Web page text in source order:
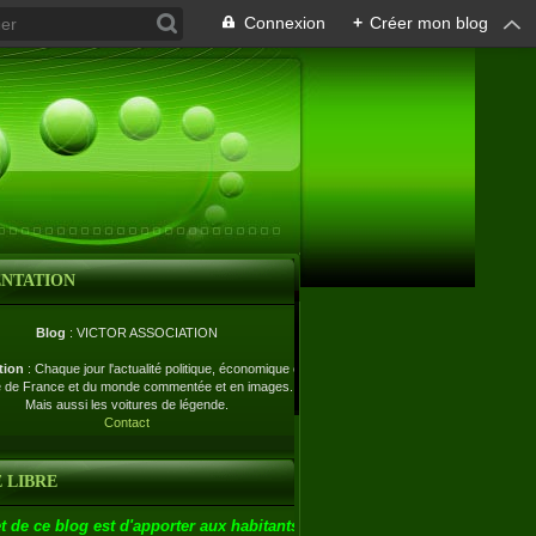
Connexion + Créer mon blog
Blog : VICTOR ASSOCIATION
: Chaque jour l'actualité politique, économique et
de France et du monde commentée et en images.
Mais aussi les voitures de légende.
Contact
LIBRE
de ce blog est d'apporter aux habitants